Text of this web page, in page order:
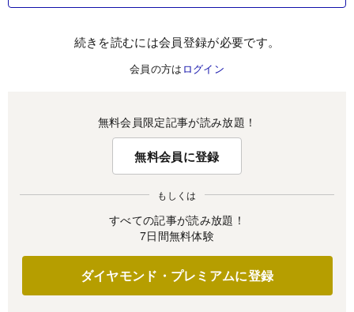
続きを読むには会員登録が必要です。
会員の方は ログイン
無料会員限定記事が読み放題！
無料会員に登録
もしくは
すべての記事が読み放題！
7日間無料体験
ダイヤモンド・プレミアムに登録